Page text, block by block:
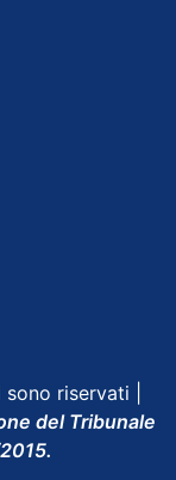
riservati |
del Tribunale